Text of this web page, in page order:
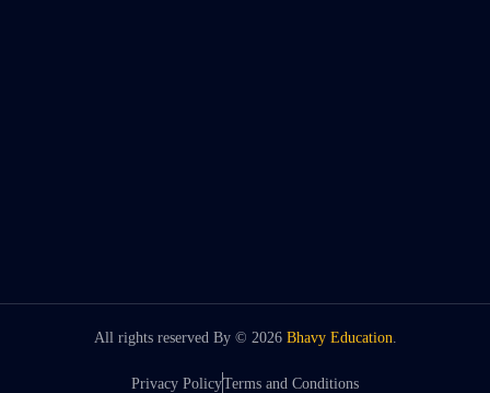
All rights reserved By © 2026 Bhavy Education
Privacy PolicyTerms and Conditions